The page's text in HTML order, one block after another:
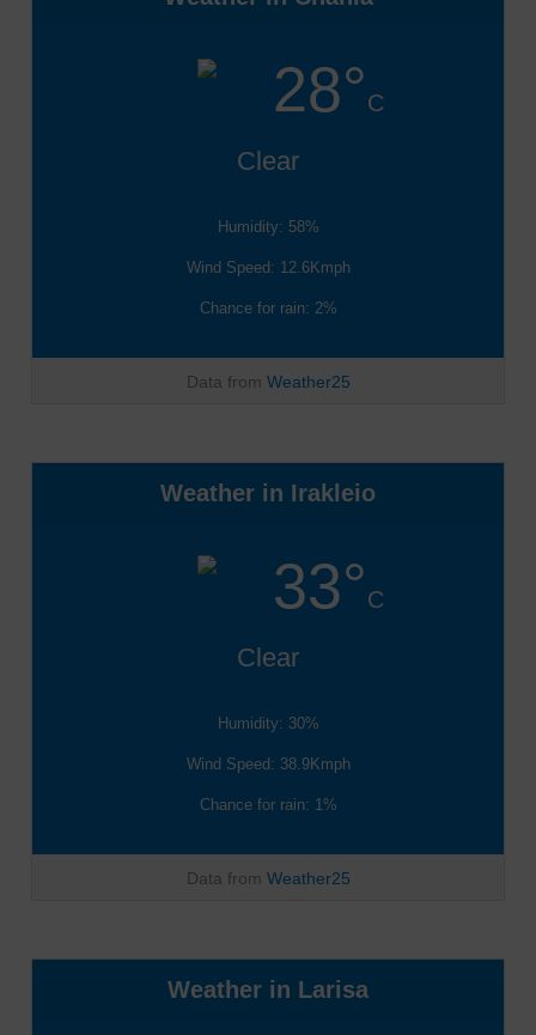
28°C
Clear
Humidity: 58%
Wind Speed: 12.6Kmph
Chance for rain: 2%
Data from Weather25
Weather in Irakleio
33°C
Clear
Humidity: 30%
Wind Speed: 38.9Kmph
Chance for rain: 1%
Data from Weather25
Weather in Larisa